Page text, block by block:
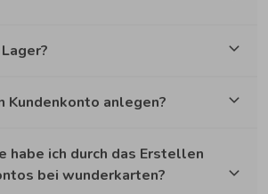
Kundenkonto anlegen?
habe ich durch das Erstellen
bei wunderkarten?